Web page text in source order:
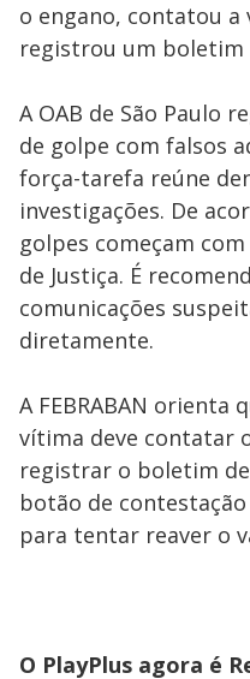
o engano, contatou a
registrou um boletim
A OAB de São Paulo
de golpe com falsos
força-tarefa reúne
investigações. De
golpes começam
de Justiça. É
comunicações
diretamente.
A FEBRABAN orienta
vítima deve contatar
registrar o boletim
botão de
para tentar reaver o
O PlayPlus agora é